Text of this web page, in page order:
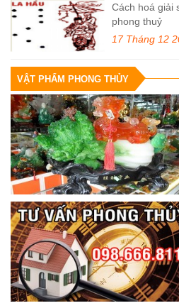
Cách hoá giải
phong thuỷ
17 Tháng 12
VẬT PHẨM PHONG THỦY